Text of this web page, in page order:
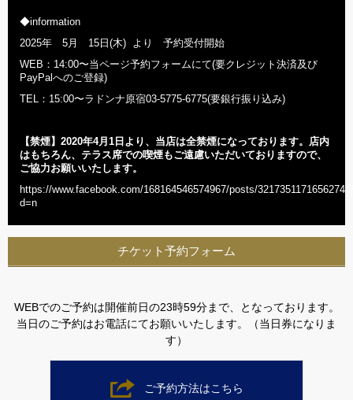
◆information
2025年 5月 15日(木) より 予約受付開始
WEB：14:00〜当ページ予約フォームにて(要クレジット決済及び
PayPalへのご登録)
TEL：15:00〜ラドンナ原宿03-5775-6775(要銀行振り込み)
【禁煙】2020年4月1日より、当店は全禁煙になっております。店内
はもちろん、テラス席での喫煙もご遠慮いただいておりますので、
ご協力お願いいたします。
https://www.facebook.com/168164546574967/posts/3217351171656274/?
d=n
チケット予約フォーム
WEBでのご予約は開催前日の23時59分まで、となっております。
当日のご予約はお電話にてお願いいたします。（当日券になりま
す）
ご予約方法はこちら